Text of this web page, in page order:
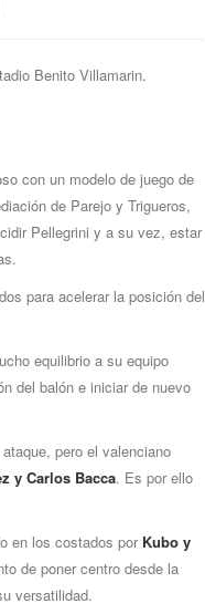
Benito Villamarin.
con un modelo de juego de
de Parejo y Trigueros,
Pellegrini y a su vez, estar
para acelerar la posición del
equilibrio a su equipo
del balón e iniciar de nuevo
pero el valenciano
y Carlos Bacca. Es por ello
en los costados por Kubo y
de poner centro desde la
versatilidad.